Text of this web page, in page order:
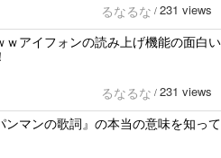
るなるな / 231 views
ｗアイフォンの読み上げ機能の面白い
るなるな / 231 views
ンマンの歌詞』の本当の意味を知って